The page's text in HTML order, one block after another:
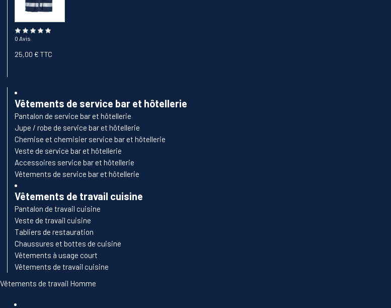
0 Avis
25,00 € TTC
Vêtements de service bar et hôtellerie
Pantalon de service bar et hôtellerie
Jupe / robe de service bar et hôtellerie
Chemise et chemisier service bar et hôtellerie
Veste de service bar et hôtellerie
Accessoires service bar et hôtellerie
Vêtements de service bar et hôtellerie
Vêtements de travail cuisine
Pantalon de travail cuisine
Veste de travail cuisine
Tabliers de restauration
Chaussures et bottes de cuisine
Vêtements à usage court
Vêtements de travail cuisine
Vêtements de travail Homme